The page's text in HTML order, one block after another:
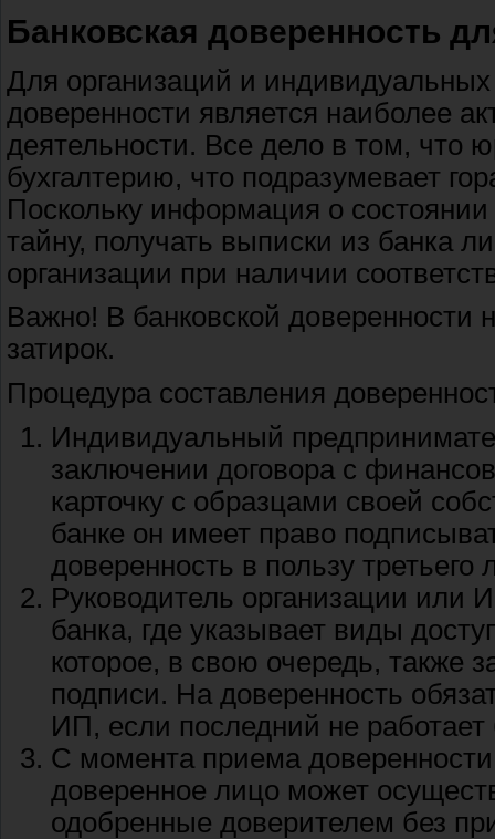
Банковская доверенность
Для организаций и
доверенности является наиболее
деятельности. Все дело в том, что
бухгалтерию, что подразумевает
Поскольку информация о
тайну, получать выписки из банка
организации при наличии
Важно! В банковской доверенности
затирок.
Процедура составления
Индивидуальный
заключении договора с
карточку с образцами своей
банке он имеет право
доверенность в пользу третьего
Руководитель организации
банка, где указывает виды
которое, в свою очередь, также
подписи. На доверенность
ИП, если последний не работает
С момента приема
доверенное лицо может
одобренные доверителем без